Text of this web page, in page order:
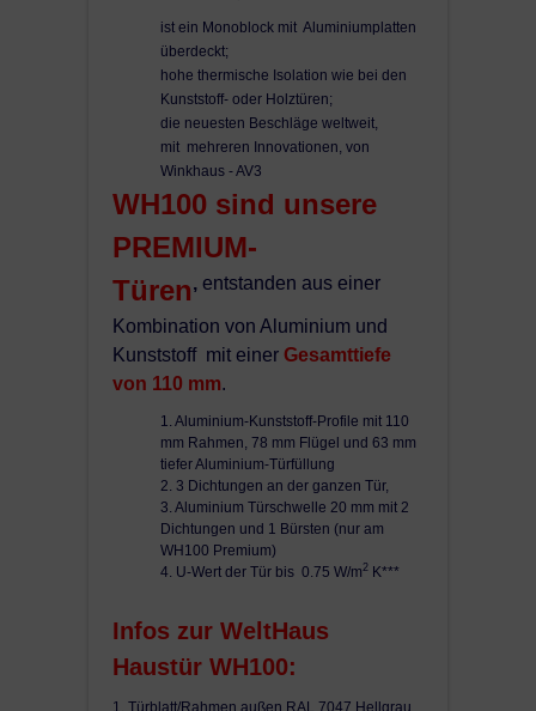
Diese Tür können Sie nicht elektrisch öffnen
Montagematerialien sind nicht
Aufgrund von Sicherheitskomponenten
letzten technischen Niveau, vor allem Verriegelung
und Scharniere, muss diese Tür von einem
Fachmann montiert werden
*** Bitte beachten: U-Wert bei einer Tür 1100x2100 mm
ohne Glas berechnet!
Weitere OPTIONEN
ist ein Monoblock mit Aluminiumplatten
überdeckt;
hohe thermische Isolation wie bei den
Kunststoff- oder Holztüren;
die neuesten Beschläge weltweit,
mit mehreren Innovationen, von
Winkhaus - AV3
WH100 sind unsere
PREMIUM-
Türen, entstanden aus einer
Kombination von Aluminium und
Kunststoff mit einer Gesamttiefe
von 110 mm.
1. Aluminium-Kunststoff-Profile mit 110
mm Rahmen, 78 mm Flügel und 63 mm
tiefer Aluminium-Türfüllung
2. 3 Dichtungen an der ganzen Tür,
3. Aluminium Türschwelle 20 mm mit 2
Dichtungen und 1 Bürsten (nur am
WH100 Premium)
4. U-Wert der Tür bis 0.75 W/m2 K***
Infos zur WeltHaus
Haustür WH100:
1. Türblatt/Rahmen außen RAL 7047 Hellgrau